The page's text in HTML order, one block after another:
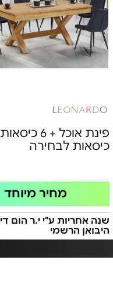
פינת אוכל +
כיסאות לבחירה
מחיר מיוחד
שנה אחריות ע"י י.ר הום
היבואן הרשמי